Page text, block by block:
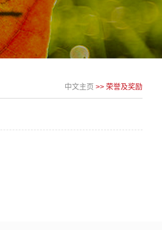
中文主页 >> 荣誉及奖励